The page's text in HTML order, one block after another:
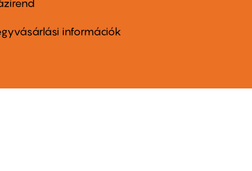
információk